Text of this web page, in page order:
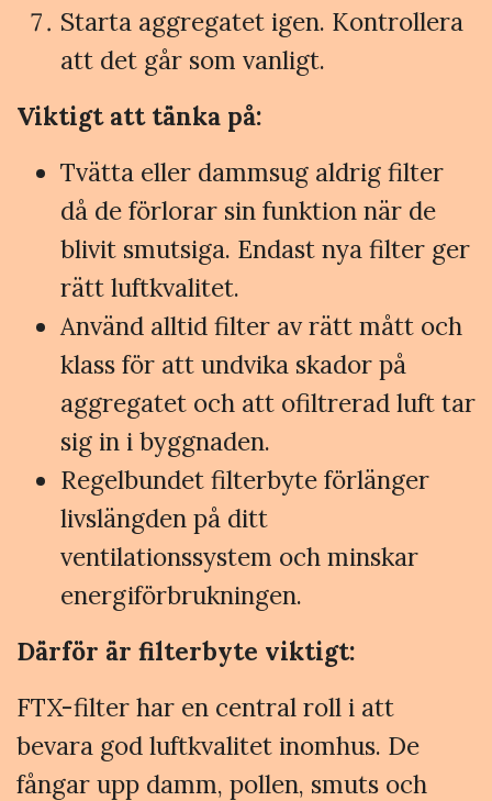
Starta aggregatet igen. Kontrollera
att det går som vanligt.
Viktigt att tänka på:
Tvätta eller dammsug aldrig filter
då de förlorar sin funktion när de
blivit smutsiga. Endast nya filter ger
rätt luftkvalitet.
Använd alltid filter av rätt mått och
klass för att undvika skador på
aggregatet och att ofiltrerad luft tar
sig in i byggnaden.
Regelbundet filterbyte förlänger
livslängden på ditt
ventilationssystem och minskar
energiförbrukningen.
Därför är filterbyte viktigt:
FTX-filter har en central roll i att
bevara god luftkvalitet inomhus. De
fångar upp damm, pollen, smuts och